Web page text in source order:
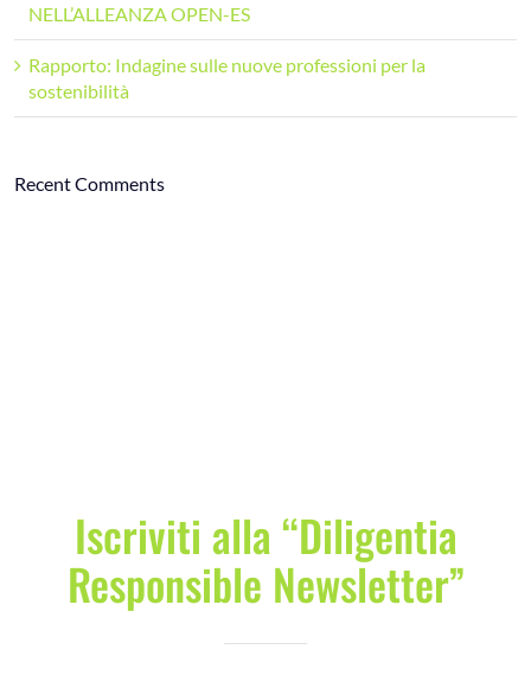
NELL’ALLEANZA OPEN-ES
Rapporto: Indagine sulle nuove professioni per la
sostenibilità
Recent Comments
Iscriviti alla “Diligentia
Responsible Newsletter”